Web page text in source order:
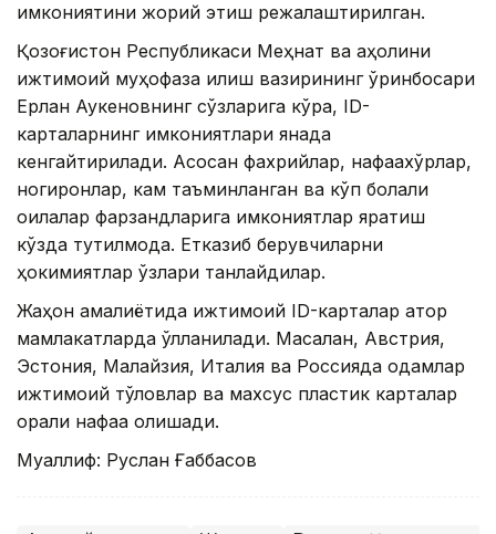
имкониятини жорий этиш режалаштирилган.
Қозоғистон Республикаси Меҳнат ва аҳолини
ижтимоий муҳофаза қилиш вазирининг ўринбосари
Ерлан Аукеновнинг сўзларига кўра, ID-
карталарнинг имкониятлари янада
кенгайтирилади. Асосан фахрийлар, нафақахўрлар,
ногиронлар, кам таъминланган ва кўп болали
оилалар фарзандларига имкониятлар яратиш
кўзда тутилмоқда. Етказиб берувчиларни
ҳокимиятлар ўзлари танлайдилар.
Жаҳон амалиётида ижтимоий ID-карталар қатор
мамлакатларда қўлланилади. Масалан, Австрия,
Эстония, Малайзия, Италия ва Россияда одамлар
ижтимоий тўловлар ва махсус пластик карталар
орқали нафақа олишади.
Муаллиф: Руслан Ғаббасов